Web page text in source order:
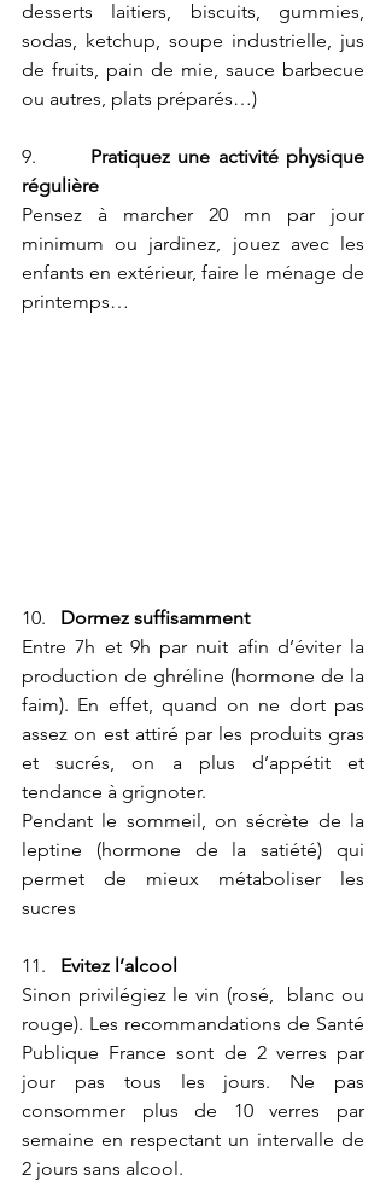
desserts laitiers, biscuits, gummies,
sodas, ketchup, soupe industrielle, jus
de fruits, pain de mie, sauce barbecue
ou autres, plats préparés…)
9. Pratiquez une activité physique
régulière
Pensez à marcher 20 mn par jour
minimum ou jardinez, jouez avec les
enfants en extérieur, faire le ménage de
printemps…
10. Dormez suffisamment
Entre 7h et 9h par nuit afin d’éviter la
production de ghréline (hormone de la
faim). En effet, quand on ne dort pas
assez on est attiré par les produits gras
et sucrés, on a plus d’appétit et
tendance à grignoter.
Pendant le sommeil, on sécrète de la
leptine (hormone de la satiété) qui
permet de mieux métaboliser les
sucres
11. Evitez l’alcool
Sinon privilégiez le vin (rosé,  blanc ou
rouge). Les recommandations de Santé
Publique France sont de 2 verres par
jour pas tous les jours. Ne pas
consommer plus de 10 verres par
semaine en respectant un intervalle de
2 jours sans alcool.